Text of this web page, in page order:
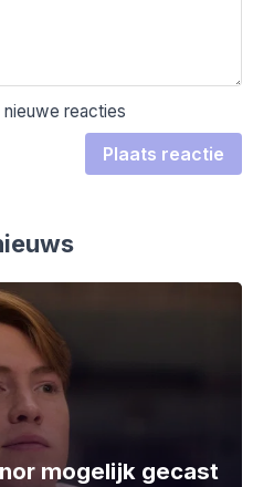
reacties
Plaats reactie
mogelijk gecast